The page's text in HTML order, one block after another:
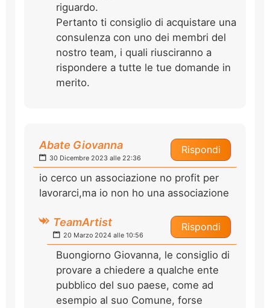
riguardo.
Pertanto ti consiglio di acquistare una
consulenza con uno dei membri del
nostro team, i quali riusciranno a
rispondere a tutte le tue domande in
merito.
Rispondi
Abate Giovanna
30 Dicembre 2023 alle 22:36
io cerco un associazione no profit per
lavorarci,ma io non ho una associazione
Rispondi
TeamArtist
20 Marzo 2024 alle 10:56
Buongiorno Giovanna, le consiglio di
provare a chiedere a qualche ente
pubblico del suo paese, come ad
esempio al suo Comune, forse